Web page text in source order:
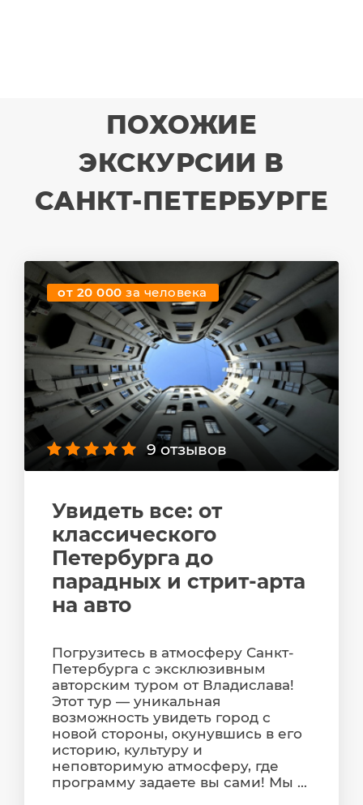
ПОХОЖИЕ
ЭКСКУРСИИ В
САНКТ-ПЕТЕРБУРГЕ
от 20 000за человека
9 отзывов
Увидеть все: от
классического
Петербурга до
парадных и стрит-арта
на авто
Погрузитесь в атмосферу Санкт-
Петербурга с эксклюзивным
авторским туром от Владислава!
Этот тур — уникальная
возможность увидеть город с
новой стороны, окунувшись в его
историю, культуру и
неповторимую атмосферу, где
программу задаете вы сами! Мы ...